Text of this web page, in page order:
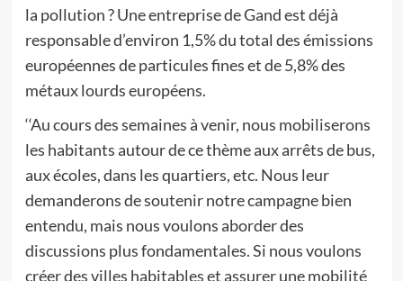
la pollution ? Une entreprise de Gand est déjà
responsable d’environ 1,5% du total des émissions
européennes de particules fines et de 5,8% des
métaux lourds européens.
‘‘Au cours des semaines à venir, nous mobiliserons
les habitants autour de ce thème aux arrêts de bus,
aux écoles, dans les quartiers, etc. Nous leur
demanderons de soutenir notre campagne bien
entendu, mais nous voulons aborder des
discussions plus fondamentales. Si nous voulons
créer des villes habitables et assurer une mobilité